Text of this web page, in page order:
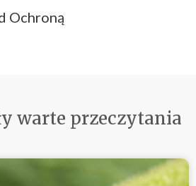
Ochroną
warte przeczytania